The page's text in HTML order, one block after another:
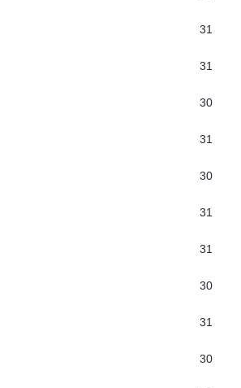
31
31
30
31
30
31
31
30
31
30